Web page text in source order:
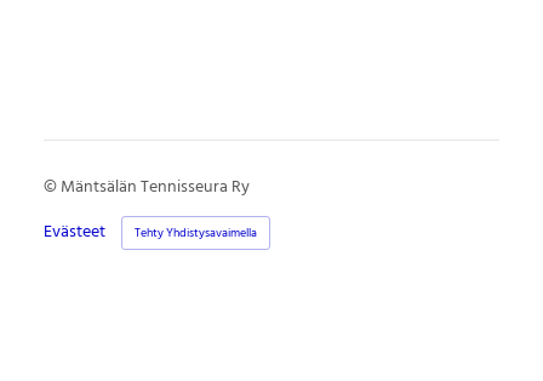
©Mäntsälän Tennisseura Ry
Evästeet
Tehty Yhdistysavaimella